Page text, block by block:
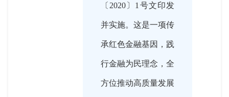
〔2020〕1号文印发
并实施。这是一项传
承红色金融基因，践
行金融为民理念，全
方位推动高质量发展